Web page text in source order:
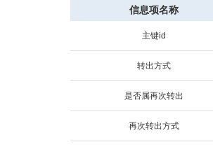
信息项名称
主键id
转出方式
是否属再次转出
再次转出方式